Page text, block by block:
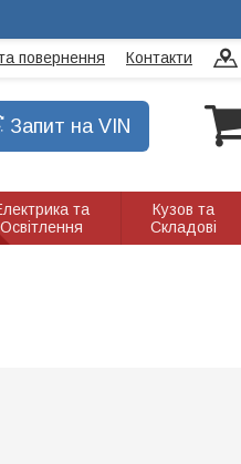
повернення Контакти
Запит на VIN
та
Освітлення
Кузов та
Складові